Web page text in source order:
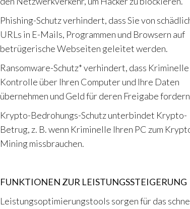
Phishing-Schutz verhindert, dass Sie von
URLs in E-Mails, Programmen und Browsern auf
betrügerische Webseiten geleitet werden.
Ransomware-Schutz* verhindert, dass
Kontrolle über Ihren Computer und Ihre Daten
übernehmen und Geld für deren Freigabe
Krypto-Bedrohungs-Schutz unterbindet Krypto-
Betrug, z. B. wenn Kriminelle Ihren PC zum
Mining missbrauchen.
FUNKTIONEN ZUR LEISTUNGSSTEIGERUNG
Leistungsoptimierungstools sorgen für das